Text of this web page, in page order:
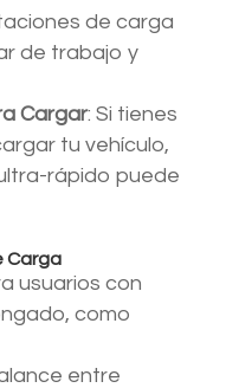
de carga
de trabajo y
Cargar: Si tienes
tu vehículo,
rápido puede
Carga
usuarios con
como
entre